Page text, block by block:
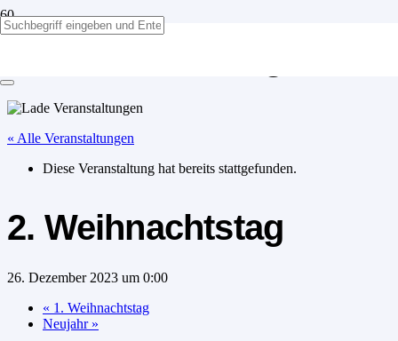
« Alle Veranstaltungen
Diese Veranstaltung hat bereits stattgefunden.
2. Weihnachtstag
26. Dezember 2023 um 0:00
« 1. Weihnachtstag
Neujahr »